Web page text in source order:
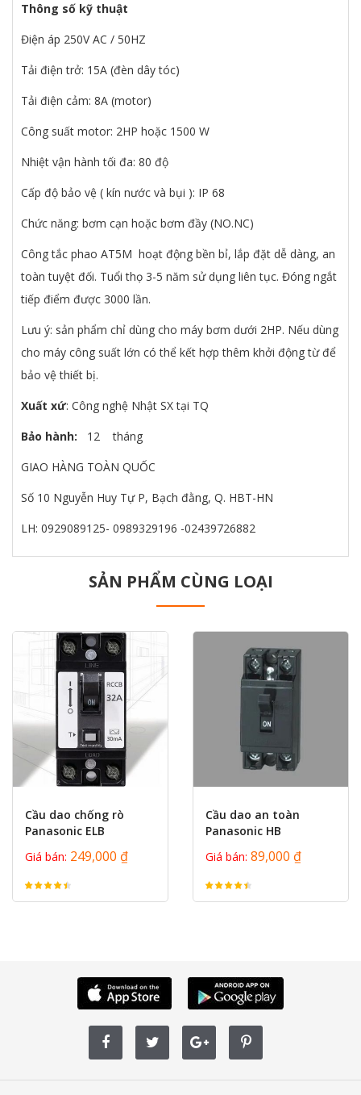
Thông số kỹ thuật
Điện áp 250V AC / 50HZ
Tải điện trở: 15A (đèn dây tóc)
Tải điện cảm: 8A (motor)
Công suất motor: 2HP hoặc 1500 W
Nhiệt vận hành tối đa: 80 độ
Cấp độ bảo vệ ( kín nước và bụi ): IP 68
Chức năng: bơm cạn hoặc bơm đầy (NO.NC)
Công tắc phao AT5M hoạt động bền bỉ, lắp đặt dễ dàng, an
toàn tuyệt đối. Tuổi thọ 3-5 năm sử dụng liên tục. Đóng ngắt
tiếp điểm được 3000 lần.
Lưu ý: sản phẩm chỉ dùng cho máy bơm dưới 2HP. Nếu dùng
cho máy công suất lớn có thể kết hợp thêm khởi động từ để
bảo vệ thiết bị.
Xuất xứ: Công nghệ Nhật SX tại TQ
Bảo hành: 12
tháng
GIAO HÀNG TOÀN QUỐC
Số 10 Nguyễn Huy Tự P, Bạch đằng, Q. HBT-HN
LH: 0929089125- 0989329196 -02439726882
SẢN PHẨM CÙNG LOẠI
Cầu dao chống rò
Panasonic ELB
BJS3230NA2K
Giá bán: 249,000 ₫
Cầu dao an toàn
Panasonic HB
BS11106TV BS11110TV
BS11111TV
BS11112TV...
Giá bán: 89,000 ₫
prev